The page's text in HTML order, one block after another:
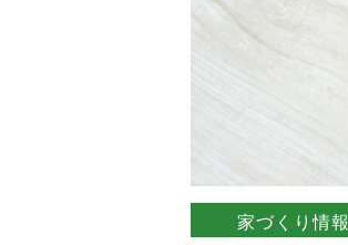
家づくり情報